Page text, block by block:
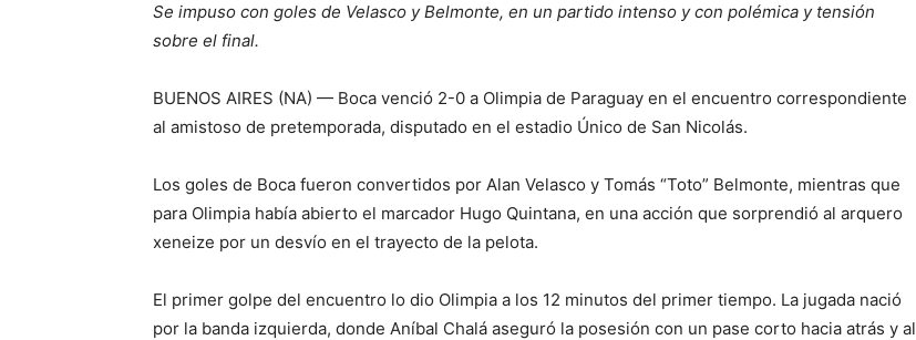
Se impuso con goles de Velasco y Belmonte, en un partido intenso y con polémica y tensión
sobre el final.
BUENOS AIRES (NA) — Boca venció 2-0 a Olimpia de Paraguay en el encuentro correspondiente
al amistoso de pretemporada, disputado en el estadio Único de San Nicolás.
Los goles de Boca fueron convertidos por Alan Velasco y Tomás “Toto” Belmonte, mientras que
para Olimpia había abierto el marcador Hugo Quintana, en una acción que sorprendió al arquero
xeneize por un desvío en el trayecto de la pelota.
El primer golpe del encuentro lo dio Olimpia a los 12 minutos del primer tiempo. La jugada nació
por la banda izquierda, donde Aníbal Chalá aseguró la posesión con un pase corto hacia atrás y al